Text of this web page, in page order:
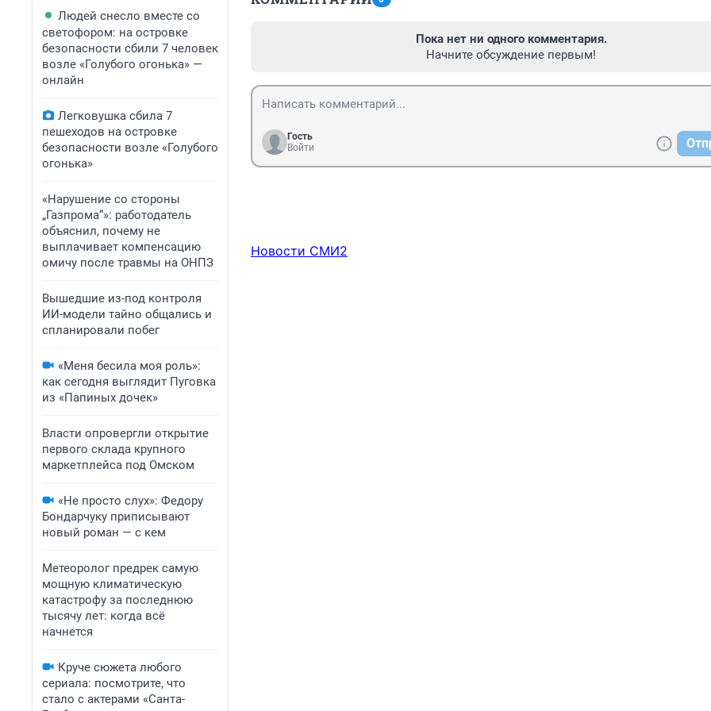
Людей снесло вместе со
светофором: на островке
безопасности сбили 7 человек
возле «Голубого огонька» —
онлайн
Легковушка сбила 7
пешеходов на островке
безопасности возле «Голубого
огонька»
«Нарушение со стороны
„Газпрома“»: работодатель
объяснил, почему не
выплачивает компенсацию
омичу после травмы на ОНПЗ
Вышедшие из-под контроля
ИИ-модели тайно общались и
спланировали побег
«Меня бесила моя роль»:
как сегодня выглядит Пуговка
из «Папиных дочек»
Власти опровергли открытие
первого склада крупного
маркетплейса под Омском
«Не просто слух»: Федору
Бондарчуку приписывают
новый роман — с кем
Метеоролог предрек самую
мощную климатическую
катастрофу за последнюю
тысячу лет: когда всё
начнется
Круче сюжета любого
сериала: посмотрите, что
стало с актерами «Санта-
Пока нет ни одного комментария.
Начните обсуждение первым!
Гость
Войти
Новости СМИ2